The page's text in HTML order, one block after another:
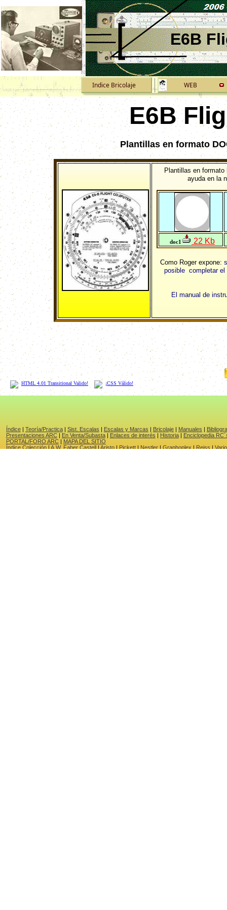
E6B
Indice Bricolaje WEB
E6B
Plantillas en formato
Plantillas en formato
ayuda en la
doc1 22 Kb
Como Roger expone:
posible completar el
El manual de